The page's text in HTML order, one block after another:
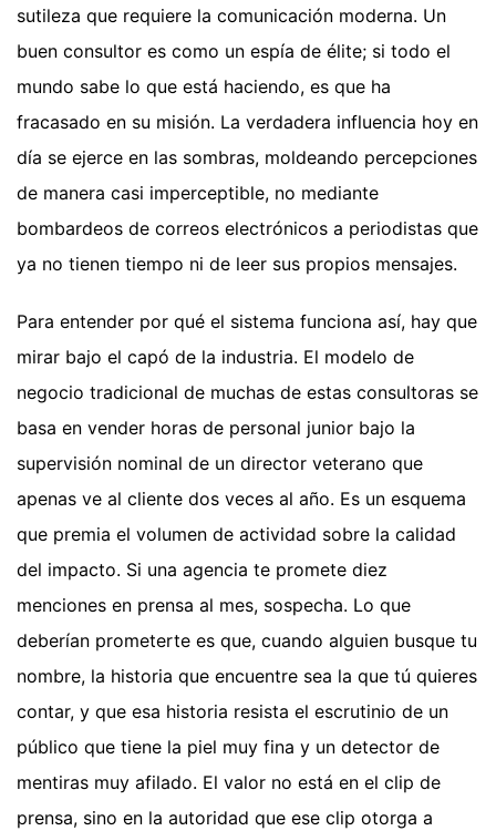
sutileza que requiere la comunicación moderna. Un
buen consultor es como un espía de élite; si todo el
mundo sabe lo que está haciendo, es que ha
fracasado en su misión. La verdadera influencia hoy en
día se ejerce en las sombras, moldeando percepciones
de manera casi imperceptible, no mediante
bombardeos de correos electrónicos a periodistas que
ya no tienen tiempo ni de leer sus propios mensajes.
Para entender por qué el sistema funciona así, hay que
mirar bajo el capó de la industria. El modelo de
negocio tradicional de muchas de estas consultoras se
basa en vender horas de personal junior bajo la
supervisión nominal de un director veterano que
apenas ve al cliente dos veces al año. Es un esquema
que premia el volumen de actividad sobre la calidad
del impacto. Si una agencia te promete diez
menciones en prensa al mes, sospecha. Lo que
deberían prometerte es que, cuando alguien busque tu
nombre, la historia que encuentre sea la que tú quieres
contar, y que esa historia resista el escrutinio de un
público que tiene la piel muy fina y un detector de
mentiras muy afilado. El valor no está en el clip de
prensa, sino en la autoridad que ese clip otorga a